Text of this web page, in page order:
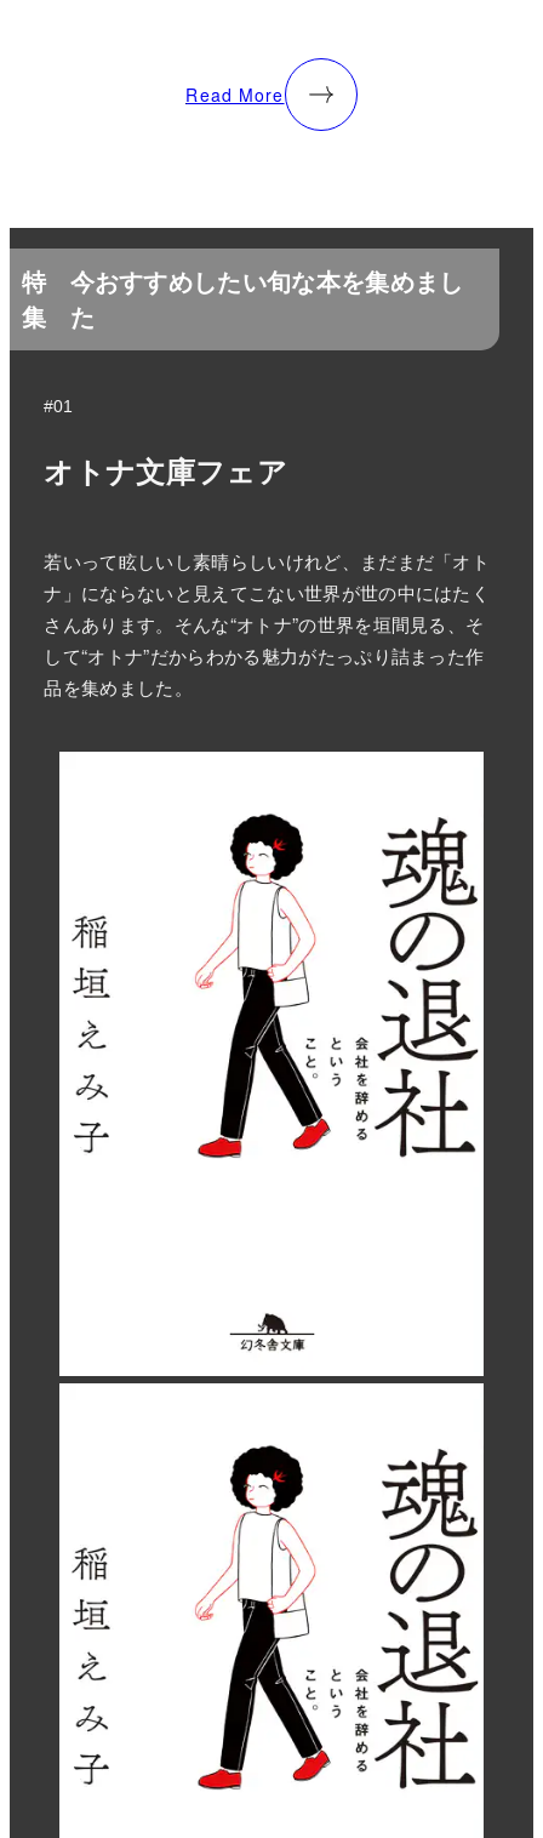
Read More
特
集
今おすすめしたい旬な本を集めまし
た
#01
オトナ文庫フェア
若いって眩しいし素晴らしいけれど、まだまだ「オト
ナ」にならないと見えてこない世界が世の中にはたく
さんあります。そんな“オトナ”の世界を垣間見る、そ
して“オトナ”だからわかる魅力がたっぷり詰まった作
品を集めました。